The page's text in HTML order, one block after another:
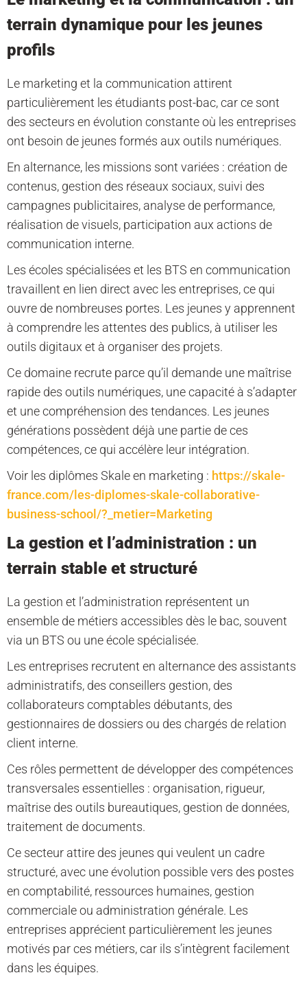
terrain dynamique pour les jeunes
profils
Le marketing et la communication attirent
particulièrement les étudiants post-bac, car ce sont
des secteurs en évolution constante où les entreprises
ont besoin de jeunes formés aux outils numériques.
En alternance, les missions sont variées : création de
contenus, gestion des réseaux sociaux, suivi des
campagnes publicitaires, analyse de performance,
réalisation de visuels, participation aux actions de
communication interne.
Les écoles spécialisées et les BTS en communication
travaillent en lien direct avec les entreprises, ce qui
ouvre de nombreuses portes. Les jeunes y apprennent
à comprendre les attentes des publics, à utiliser les
outils digitaux et à organiser des projets.
Ce domaine recrute parce qu’il demande une maîtrise
rapide des outils numériques, une capacité à s’adapter
et une compréhension des tendances. Les jeunes
générations possèdent déjà une partie de ces
compétences, ce qui accélère leur intégration.
Voir les diplômes Skale en marketing : https://skale-
france.com/les-diplomes-skale-collaborative-
business-school/?_metier=Marketing
La gestion et l’administration : un
terrain stable et structuré
La gestion et l’administration représentent un
ensemble de métiers accessibles dès le bac, souvent
via un BTS ou une école spécialisée.
Les entreprises recrutent en alternance des assistants
administratifs, des conseillers gestion, des
collaborateurs comptables débutants, des
gestionnaires de dossiers ou des chargés de relation
client interne.
Ces rôles permettent de développer des compétences
transversales essentielles : organisation, rigueur,
maîtrise des outils bureautiques, gestion de données,
traitement de documents.
Ce secteur attire des jeunes qui veulent un cadre
structuré, avec une évolution possible vers des postes
en comptabilité, ressources humaines, gestion
commerciale ou administration générale. Les
entreprises apprécient particulièrement les jeunes
motivés par ces métiers, car ils s’intègrent facilement
dans les équipes.